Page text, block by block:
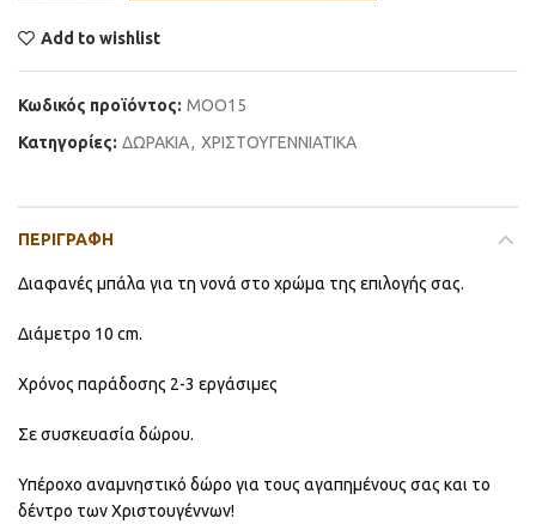
Add to wishlist
Κωδικός προϊόντος: MOO15
Κατηγορίες: ΔΩΡΑΚΙΑ, ΧΡΙΣΤΟΥΓΕΝΝΙΑΤΙΚΑ
ΠΕΡΙΓΡΑΦΉ
Διαφανές μπάλα για τη νονά στο χρώμα της επιλογής σας.
Διάμετρο 10 cm.
Χρόνος παράδοσης 2-3 εργάσιμες
Σε συσκευασία δώρου.
Υπέροχο αναμνηστικό δώρο για τους αγαπημένους σας και το
δέντρο των Χριστουγέννων!